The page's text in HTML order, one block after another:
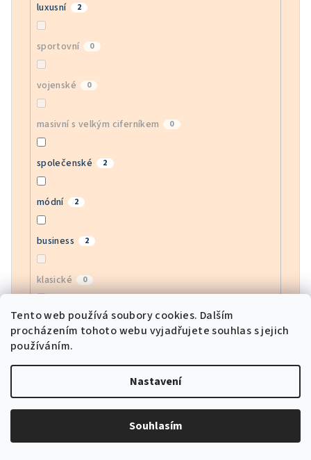
Tento web používá soubory cookies. Dalším
procházením tohoto webu vyjadřujete souhlas s jejich
používáním.
Nastavení
Souhlasím
luxusní 2
sportovní 0
vojenské 0
masivní s velkým ciferníkem 0
společenské 2
módní 2
business 2
klasické 0
bussines 0
army 0